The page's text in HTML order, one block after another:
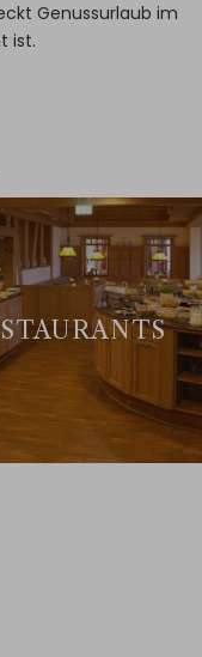
Genussurlaub im
ist.